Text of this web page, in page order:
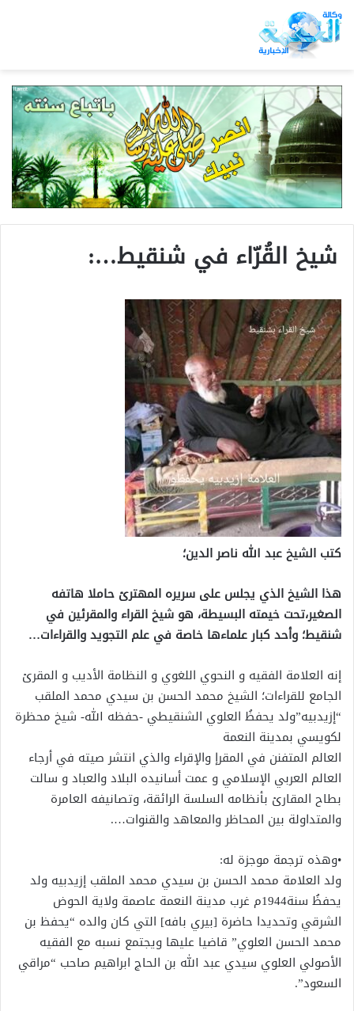
شيخ القُرّاء في شنقيط…:
كتب الشيخ عبد الله ناصر الدين؛
هذا الشيخ الذي يجلس على سريره المهترئ حاملا هاتفه
الصغير،تحت خيمته البسيطة، هو شيخ القراء والمقرئين في
شنقيط؛ وأحد كبار علماءها خاصة في علم التجويد والقراءات…
إنه العلامة الفقيه و النحوي اللغوي و النظامة الأديب و المقرئ
الجامع للقراءات؛ الشيخ محمد الحسن بن سيدي محمد الملقب
“إزيدبيه”ولد يحفظُ العلوي الشنقيطي -حفظه الله- شيخ محظرة
لكويسي بمدينة النعمة
العالم المتفنن في المقرإ والإقراء والذي انتشر صيته في أرجاء
العالم العربي الإسلامي و عمت أسانيده البلاد والعباد و سالت
بطاح المقارئ بأنظامه السلسة الرائقة، وتصانيفه العامرة
والمتداولة بين المحاظر والمعاهد والقنوات….
•وهذه ترجمة موجزة له:
ولد العلامة محمد الحسن بن سيدي محمد الملقب إزيدبيه ولد
يحفظُ سنة1944م غرب مدينة النعمة عاصمة ولاية الحوض
الشرقي وتحديدا حاضرة [بيري بافه] التي كان والده “يحفظ بن
محمد الحسن العلوي” قاضيا عليها ويجتمع نسبه مع الفقيه
الأصولي العلوي سيدي عبد الله بن الحاج ابراهيم صاحب “مراقي
السعود”.